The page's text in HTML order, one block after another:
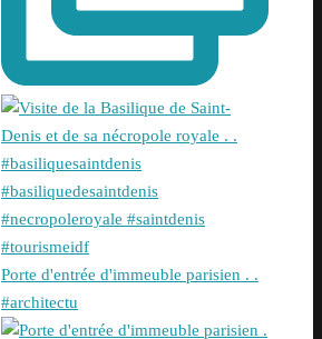
Porte d'entrée d'immeuble parisien . .
#architectu